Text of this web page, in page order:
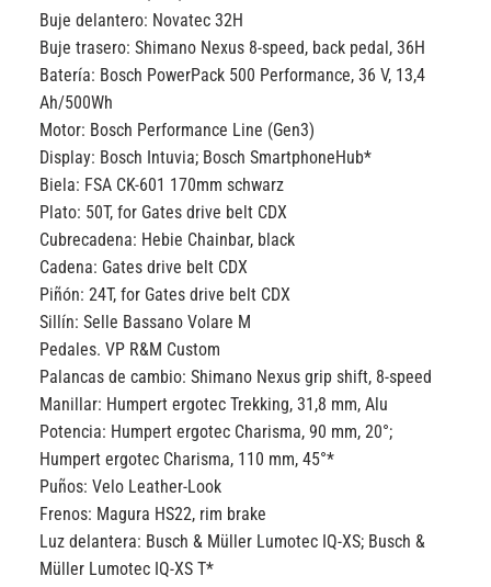
Buje delantero: Novatec 32H
Buje trasero:Shimano Nexus 8-speed, back pedal, 36H
Batería: Bosch PowerPack 500 Performance, 36 V, 13,4
Ah/500Wh
Motor: Bosch Performance Line (Gen3)
Display: Bosch Intuvia; Bosch SmartphoneHub*
Biela: FSA CK-601 170mm schwarz
Plato: 50T, for Gates drive belt CDX
Cubrecadena: Hebie Chainbar, black
Cadena: Gates drive belt CDX
Piñón:24T, for Gates drive belt CDX
Sillín:Selle Bassano Volare M
Pedales.VP R&M Custom
Palancas de cambio:Shimano Nexus grip shift, 8-speed
Manillar: Humpert ergotec Trekking, 31,8 mm, Alu
Potencia: Humpert ergotec Charisma, 90 mm, 20°;
Humpert ergotec Charisma, 110 mm, 45°*
Puños:Velo Leather-Look
Frenos: Magura HS22, rim brake
Luz delantera: Busch & Müller Lumotec IQ-XS; Busch &
Müller Lumotec IQ-XS T*